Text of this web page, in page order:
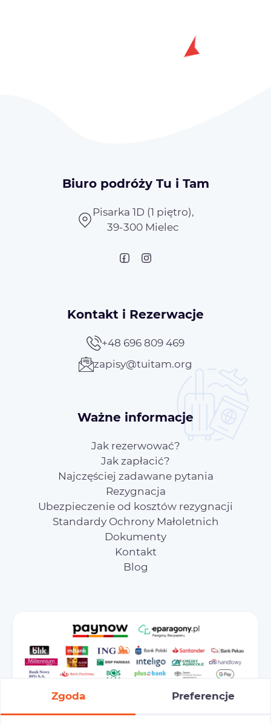
Biuro podróży Tu i Tam
Pisarka 1D (1 piętro),
39-300 Mielec
Kontakt i Rezerwacje
+48 696 809 469
zapisy@tuitam.org
Ważne informacje
Jak rezerwować?
Jak zapłacić?
Najczęściej zadawane pytania
Rezygnacja
Ubezpieczenie od kosztów rezygnacji
Standardy Ochrony Małoletnich
Dokumenty
Kontakt
Blog
Zgoda Preferencje